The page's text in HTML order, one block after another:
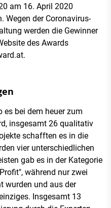
am 16. April 2020
Wegen der Coronavirus-
werden die Gewinner
des Awards
es bei dem heuer zum
insgesamt 26 qualitativ
schafften es in die
vier unterschiedlichen
gab es in der Kategorie
während nur zwei
wurden und aus der
Insgesamt 13